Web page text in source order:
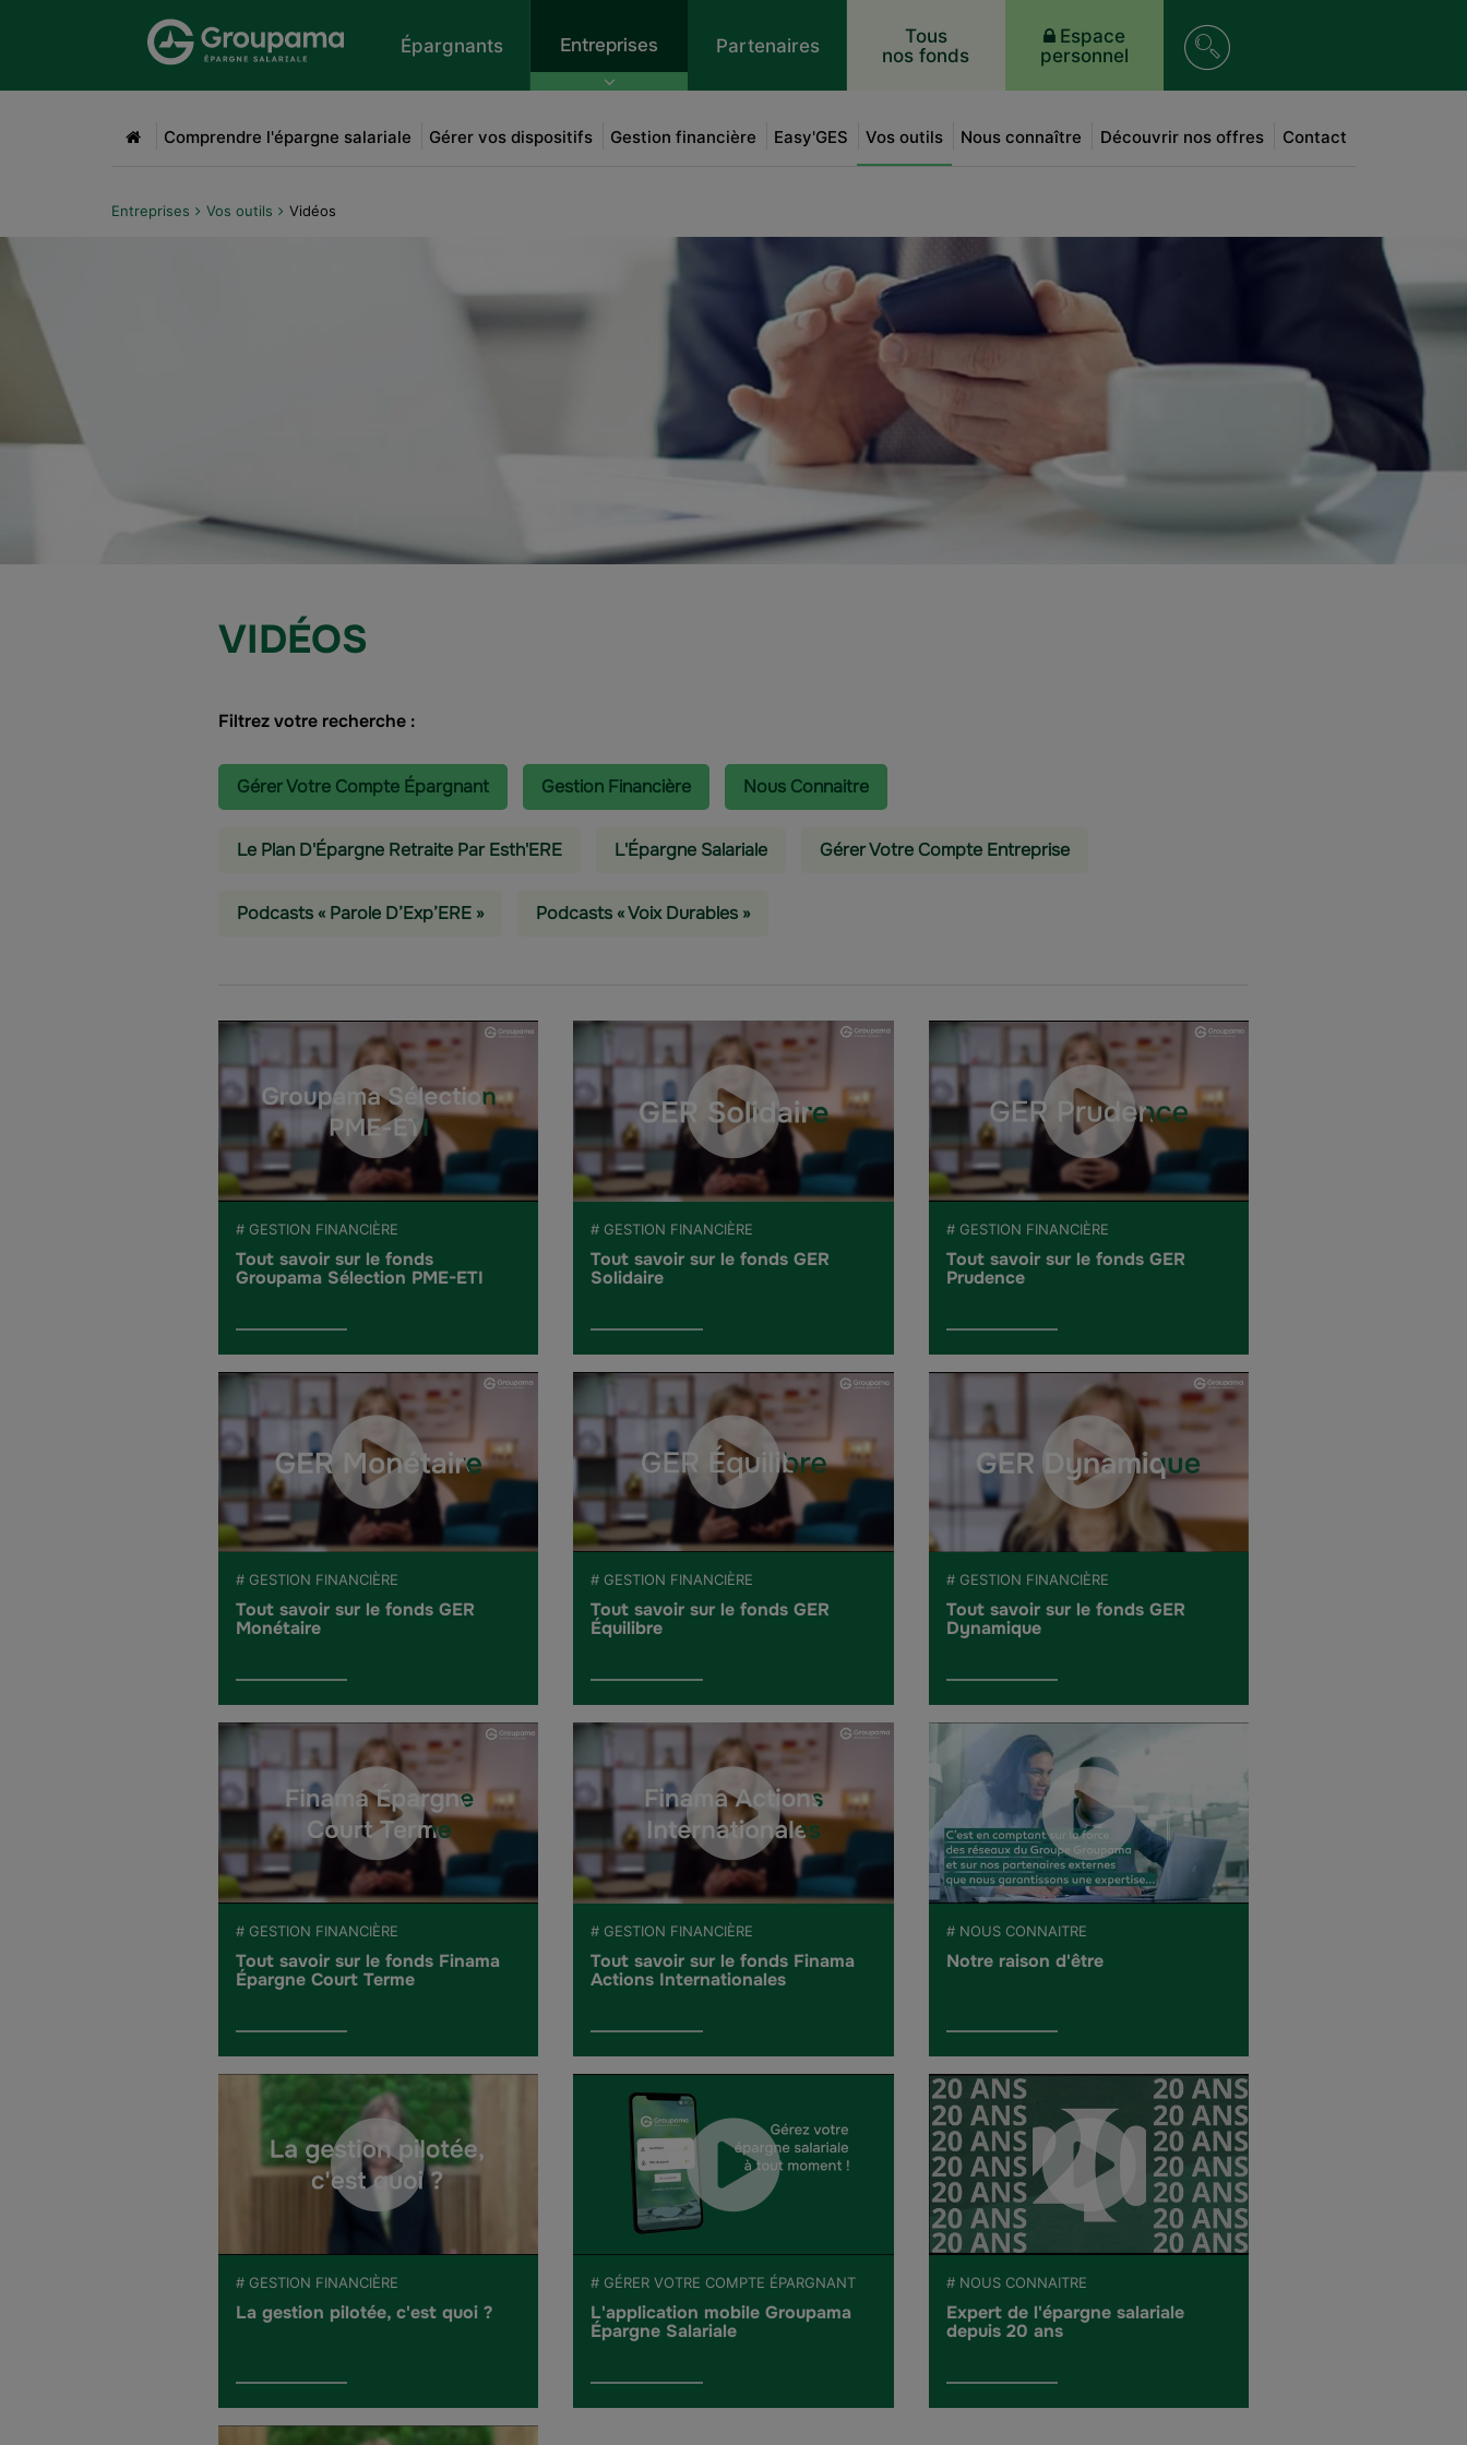
Aller au menu Aller à la recherche
Épargnants Entreprises
Accueil
Comprendre l'épargne salariale Gérer vos dispositifs Gestion financière Easy'GES Vos outils Nous connaître Découvrir nos offres Contact
Partenaires
Tous
nos fonds
Espace
personnel
sur
le
Entreprises Vos outils Vidéos
VIDÉOS
Filtrez votre recherche :
Gérer Votre Compte Épargnant Gestion Financière Nous Connaitre
Le Plan D'Épargne Retraite Par Esth'ERE L'épargne Salariale Gérer Votre Compte Entreprise
Podcasts « Parole D’Exp’ERE » Podcasts « Voix Durables »
# GESTION FINANCIÈRE
Tout savoir sur le fonds
Groupama Sélection PME-ETI
# GESTION FINANCIÈRE
Tout savoir sur le fonds GER
Solidaire
# GESTION FINANCIÈRE
Tout savoir sur le fonds GER
Prudence
# GESTION FINANCIÈRE
Tout savoir sur le fonds GER
Monétaire
# GESTION FINANCIÈRE
Tout savoir sur le fonds GER
Équilibre
# GESTION FINANCIÈRE
Tout savoir sur le fonds GER
Dynamique
# GESTION FINANCIÈRE
Tout savoir sur le fonds Finama
Épargne Court Terme
# GESTION FINANCIÈRE
Tout savoir sur le fonds Finama
Actions Internationales
# NOUS CONNAITRE
Notre raison d'être
# GESTION FINANCIÈRE
La gestion pilotée, c'est quoi ?
# GÉRER VOTRE COMPTE ÉPARGNANT
L'application mobile Groupama
Épargne Salariale
# NOUS CONNAITRE
Expert de l'épargne salariale
depuis 20 ans